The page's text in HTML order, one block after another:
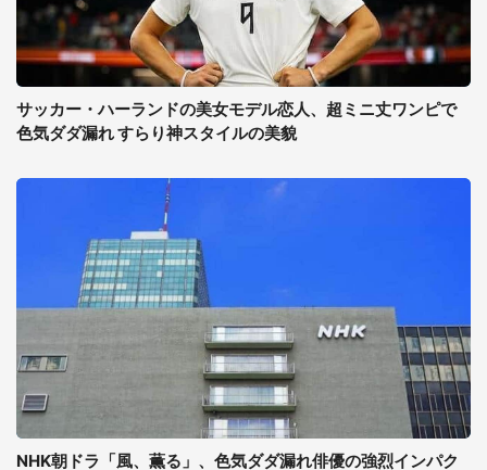
サッカー・ハーランドの美女モデル恋人、超ミニ丈ワンピで
色気ダダ漏れ すらり神スタイルの美貌
NHK朝ドラ「風、薫る」、色気ダダ漏れ俳優の強烈インパク